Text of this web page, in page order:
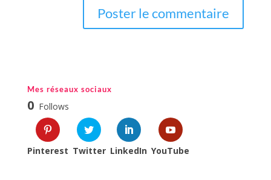
Mes réseaux sociaux
0 Follows
Pinterest Twitter LinkedIn YouTube